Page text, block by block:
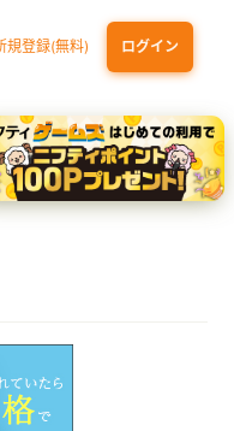
規登録(無料) ログイン
Oliveお子さま用口座